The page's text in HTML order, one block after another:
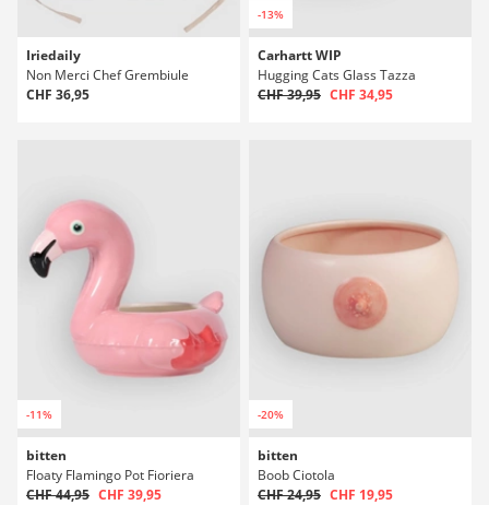
Iriedaily
Non Merci Chef Grembiule
CHF 36,95
-13%
Carhartt WIP
Hugging Cats Glass Tazza
CHF 39,95 CHF 34,95
-11%
bitten
Floaty Flamingo Pot Fioriera
CHF 44,95 CHF 39,95
-20%
bitten
Boob Ciotola
CHF 24,95 CHF 19,95